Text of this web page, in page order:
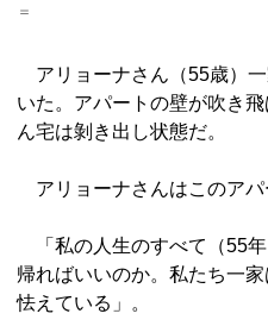
＝
アリョーナさん（55歳）
いた。アパートの壁が吹き
ん宅は剝き出し状態だ。
アリョーナさんはこのア
「私の人生のすべて（55
帰ればいいのか。私たち一
怯えている」。